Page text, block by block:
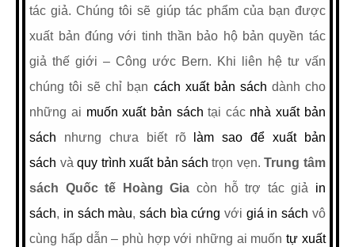
tác giả. Chúng tôi sẽ giúp tác phẩm của bạn được
xuất bản đúng với tinh thần bảo hộ bản quyền tác
giả thế giới – Công ước Bern. Khi liên hệ tư vấn
chúng tôi sẽ chỉ bạn cách xuất bản sách dành cho
những ai muốn xuất bản sách tại các nhà xuất bản
sách
nhưng chưa biết rõ
làm sao để xuất bản
sách và quy trình xuất bản sách trọn vẹn. Trung tâm
sách Quốc tế Hoàng Gia còn hỗ trợ tác giả
in
sách, in sách màu, sách bìa cứng với giá in sách vô
cùng hấp dẫn – phù hợp với những ai muốn tự xuất